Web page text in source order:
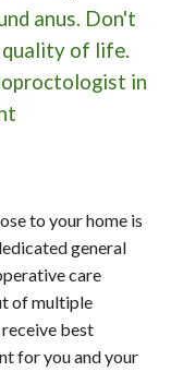
anus. Don't
of life.
in
to your home is
general
care
of multiple
best
for you and your